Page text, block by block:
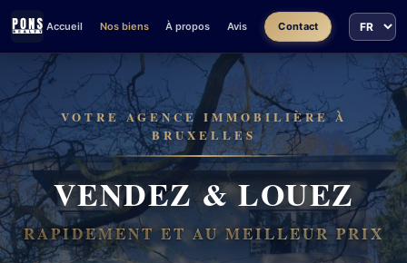
Accueil Nos biens À propos Avis Contact
VOTRE AGENCE IMMOBILIÈRE À
BRUXELLES
VENDEZ & LOUEZ
RAPIDEMENT ET AU MEILLEUR PRIX